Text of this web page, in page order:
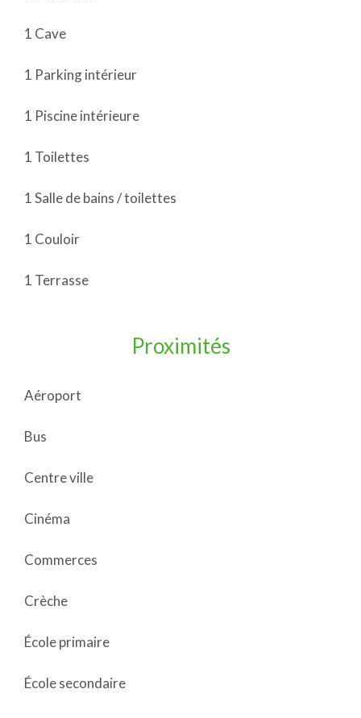
1 Cave
1 Parking intérieur
1 Piscine intérieure
1 Toilettes
1 Salle de bains / toilettes
1 Couloir
1 Terrasse
Proximités
Aéroport
Bus
Centre ville
Cinéma
Commerces
Crèche
École primaire
École secondaire